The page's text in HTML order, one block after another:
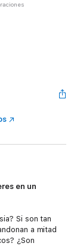
en un
Si son tan
a mitad
¿Son